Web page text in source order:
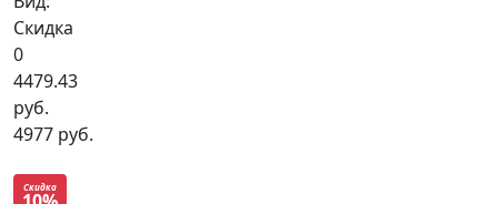
Скидка
0
4479.43
руб.
4977 руб.
Скидка